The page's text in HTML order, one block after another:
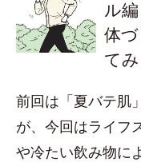
ル
体
て
前回は「夏バテ肌
が、今回はライフ
や冷たい飲み物に